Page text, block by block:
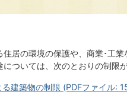
住居の環境の保護や、商業･工
ついては、次のとおりの制限が
建築物の制限 (PDFファイル: